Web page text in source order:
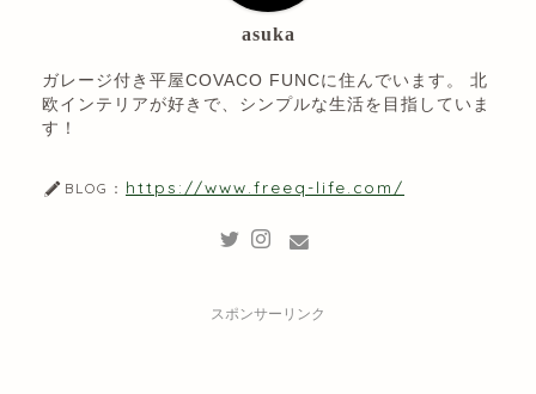
asuka
ガレージ付き平屋COVACO FUNCに住んでいます。 北
欧インテリアが好きで、シンプルな生活を目指していま
す！
BLOG： https://www.freeq-life.com/
スポンサーリンク